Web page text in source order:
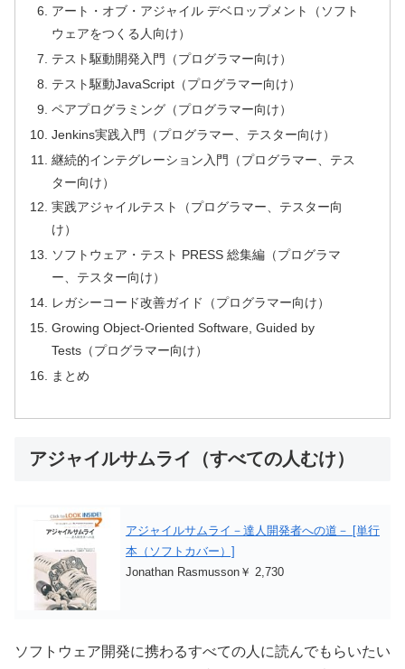
アート・オブ・アジャイル デベロップメント（ソフト
ウェアをつくる人向け）
テスト駆動開発入門（プログラマー向け）
テスト駆動JavaScript（プログラマー向け）
ペアプログラミング（プログラマー向け）
Jenkins実践入門（プログラマー、テスター向け）
継続的インテグレーション入門（プログラマー、テス
ター向け）
実践アジャイルテスト（プログラマー、テスター向
け）
ソフトウェア・テスト PRESS 総集編（プログラマ
ー、テスター向け）
レガシーコード改善ガイド（プログラマー向け）
Growing Object-Oriented Software, Guided by
Tests（プログラマー向け）
まとめ
アジャイルサムライ（すべての人むけ）
アジャイルサムライ－達人開発者への道－ [単行
本（ソフトカバー）]
Jonathan Rasmusson￥ 2,730
ソフトウェア開発に携わるすべての人に読んでもらいたい